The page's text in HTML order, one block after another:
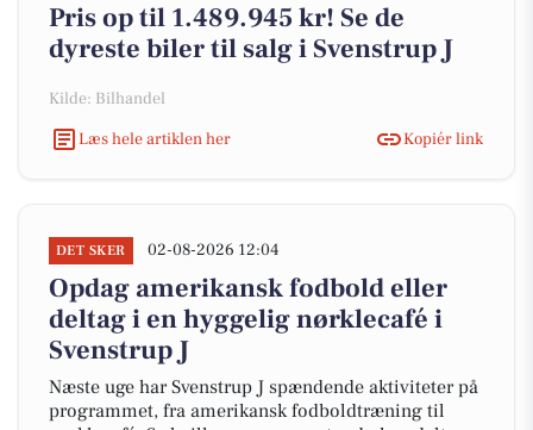
Pris op til 1.489.945 kr! Se de
dyreste biler til salg i Svenstrup J
Kilde: Bilhandel
Læs hele artiklen her
Kopiér link
DET SKER 02-08-2026 12:04
Opdag amerikansk fodbold eller
deltag i en hyggelig nørklecafé i
Svenstrup J
Næste uge har Svenstrup J spændende aktiviteter på
programmet, fra amerikansk fodboldtræning til